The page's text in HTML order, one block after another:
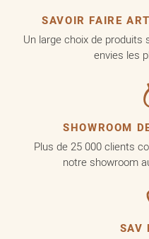
SAVOIR FAIRE
Un large choix de produits
envies les
SHOWROOM
Plus de 25 000 clients
notre showroom
SAV